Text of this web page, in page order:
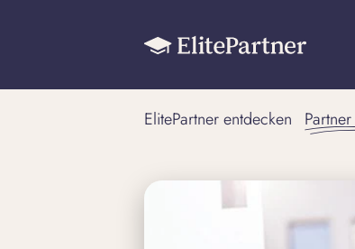
ElitePartner entdecken